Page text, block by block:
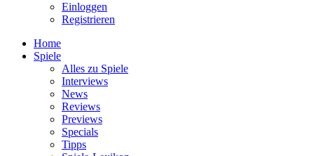
Einloggen
Registrieren
Home
Spiele
Alles zu Spiele
Interviews
News
Reviews
Previews
Specials
Tipps